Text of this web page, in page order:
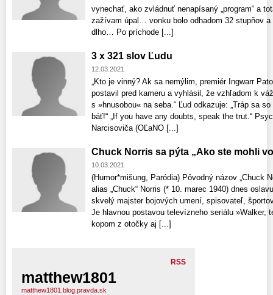
vynechať, ako zvládnuť nenapísaný „program“ a
zažívam úpal… vonku bolo odhadom 32 stupňov
dlho… Po príchode [...]
3 x 321 slov Ľudu
12.03.2021
„Kto je vinný? Ak sa nemýlim, premiér Ingwarr
postavil pred kameru a vyhlásil, že vzhľadom k
s »hnusobou« na seba.“ Ľud odkazuje: „Tráp sa
báť!“ „If you have any doubts, speak the trut.“
Narcisoviča (OĽaNO [...]
Chuck Norris sa pýta „Ako ste mohli
10.03.2021
(Humor*mišung, Paródia) Pôvodný názov „Chuck
alias „Chuck“ Norris (* 10. marec 1940) dnes
skvelý majster bojových umení, spisovateľ,
Je hlavnou postavou televízneho seriálu »Walker,
kopom z otočky aj [...]
RSS
matthew1801
matthew1801.blog.pravda.sk